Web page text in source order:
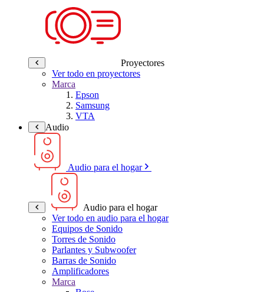
Proyectores
Ver todo en proyectores
Marca
Epson
Samsung
VTA
Audio
Audio para el hogar
Audio para el hogar
Ver todo en audio para el hogar
Equipos de Sonido
Torres de Sonido
Parlantes y Subwoofer
Barras de Sonido
Amplificadores
Marca